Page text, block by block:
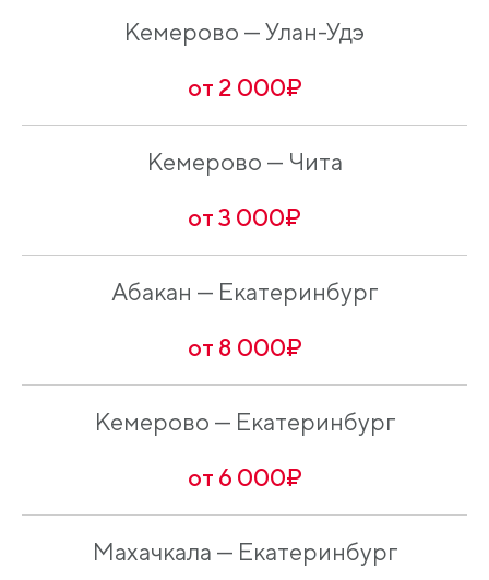
Кемерово — Улан-Удэ
от 2 000₽
Кемерово — Чита
от 3 000₽
Абакан — Екатеринбург
от 8 000₽
Кемерово — Екатеринбург
от 6 000₽
Махачкала — Екатеринбург